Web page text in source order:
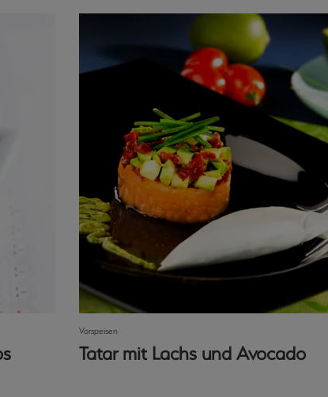
Vorspeisen
Tatar mit Lachs und Avocado